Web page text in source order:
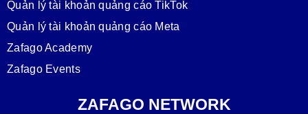
Quản lý tài khoản quảng cáo TikTok
Quản lý tài khoản quảng cáo Meta
Zafago Academy
Zafago Events
ZAFAGO NETWORK